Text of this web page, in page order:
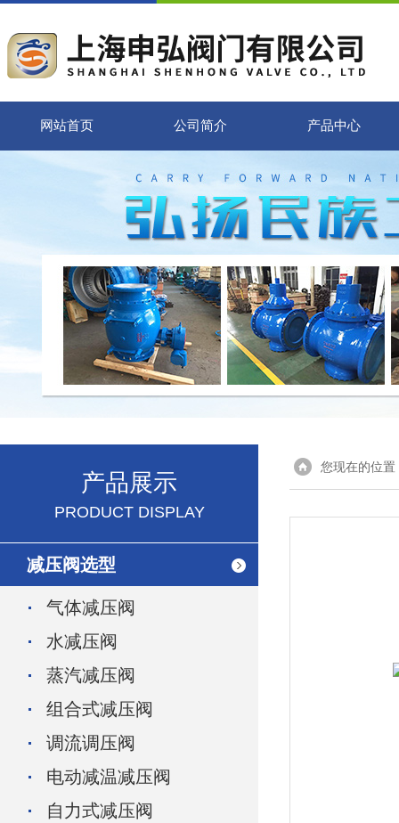
网站首页 公司简介 产品中心
产品展示
PRODUCT DISPLAY
减压阀选型
气体减压阀
水减压阀
蒸汽减压阀
组合式减压阀
调流调压阀
电动减温减压阀
自力式减压阀
您现在的位置